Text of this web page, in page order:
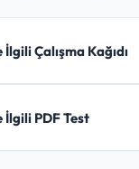
İlgili Çalışma Kağıdı
Sayı Problemleri
İlgili PDF Test